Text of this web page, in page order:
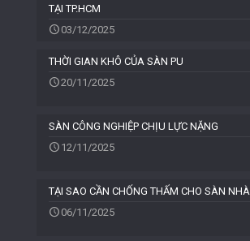
TẠI TP.HCM
03/12/2025
THỜI GIAN KHÔ CỦA SÀN PU
20/11/2025
SÀN CÔNG NGHIỆP CHỊU LỰC NẶNG
12/11/2025
TẠI SAO CẦN CHỐNG THẤM CHO SÀN NHÀ
06/11/2025